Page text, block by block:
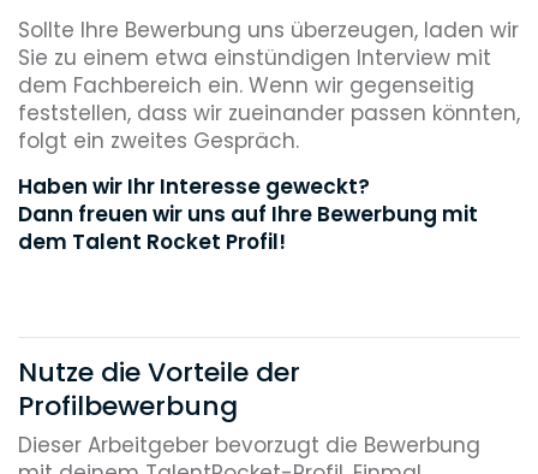
Sollte Ihre Bewerbung uns überzeugen, laden wir
Sie zu einem etwa einstündigen Interview mit
dem Fachbereich ein. Wenn wir gegenseitig
feststellen, dass wir zueinander passen könnten,
folgt ein zweites Gespräch.
Haben wir Ihr Interesse geweckt?
Dann freuen wir uns auf Ihre Bewerbung mit
dem Talent Rocket Profil!
Nutze die Vorteile der
Profilbewerbung
Dieser Arbeitgeber bevorzugt die Bewerbung